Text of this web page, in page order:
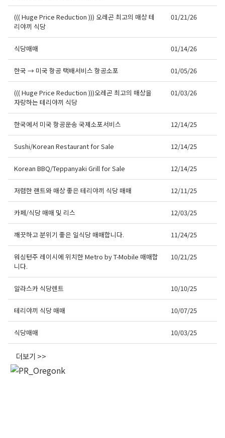
((( Huge Price Reduction ))) 오레곤 최고의 매상 테
리야끼 식당
01/21/26
식당매매 01/14/26
한국 → 미국 항공 택배서비스 항공소포 01/05/26
((( Huge Price Reduction )))오레곤 최고의 매상을
자랑하는 테리야끼 식당
01/03/26
한국에서 미국 항공운송 국제소포서비스 12/14/25
Sushi/Korean Restaurant for Sale 12/14/25
Korean BBQ/Teppanyaki Grill for Sale 12/14/25
저렴한 랜트와 매상 좋은 테리야끼 식당 매매 12/11/25
카페/식당 매매 및 리스 12/03/25
깨끗하고 분위기 좋은 일식당 매매합니다. 11/24/25
워싱턴주 레이시에 위치한 Metro by T-Mobile 매매합
니다.
10/21/25
알라스카 식당렌트 10/10/25
테리야끼 식당 매매 10/07/25
식당매매 10/03/25
더보기 >>